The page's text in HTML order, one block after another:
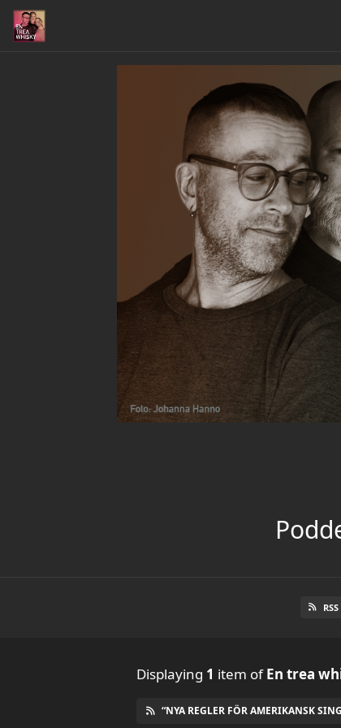
RSS
Displaying 1 item ofEn trea
“NYA REGLER FÖR AMERIKANSK